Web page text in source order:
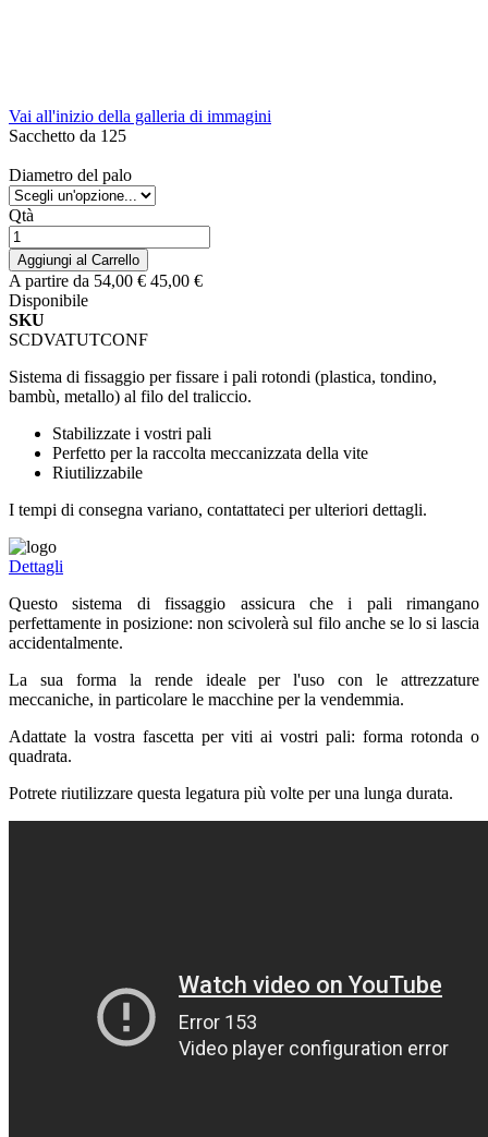
Vai all'inizio della galleria di immagini
Sacchetto da 125
Diametro del palo
Qtà
Aggiungi al Carrello
A partire da 54,00 € 45,00 €
Disponibile
SKU
SCDVATUTCONF
Sistema di fissaggio per fissare i pali rotondi (plastica, tondino,
bambù, metallo) al filo del traliccio.
Stabilizzate i vostri pali
Perfetto per la raccolta meccanizzata della vite
Riutilizzabile
I tempi di consegna variano, contattateci per ulteriori dettagli.
Dettagli
Questo sistema di fissaggio assicura che i pali rimangano
perfettamente in posizione: non scivolerà sul filo anche se lo si lascia
accidentalmente.
La sua forma la rende ideale per l'uso con le attrezzature
meccaniche, in particolare le macchine per la vendemmia.
Adattate la vostra fascetta per viti ai vostri pali: forma rotonda o
quadrata.
Potrete riutilizzare questa legatura più volte per una lunga durata.